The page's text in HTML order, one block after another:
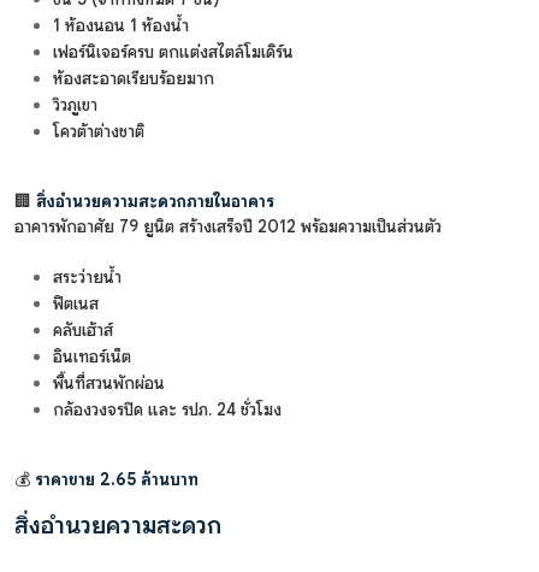
1 ห้องนอน 1 ห้องน้ำ
เฟอร์นิเจอร์ครบ ตกแต่งสไตล์โมเดิร์น
ห้องสะอาดเรียบร้อยมาก
วิวภูเขา
โควต้าต่างชาติ
🏢 สิ่งอำนวยความสะดวกภายในอาคาร
อาคารพักอาศัย 79 ยูนิต สร้างเสร็จปี 2012 พร้อมความเป็นส่วนตัว
สระว่ายน้ำ
ฟิตเนส
คลับเฮ้าส์
อินเทอร์เน็ต
พื้นที่สวนพักผ่อน
กล้องวงจรปิด และ รปภ. 24 ชั่วโมง
💰 ราคาขาย 2.65 ล้านบาท
สิ่งอำนวยความสะดวก